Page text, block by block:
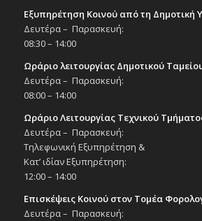
Εξυπηρέτηση Κοινού από τη Δημοτική
Δευτέρα – Παρασκευή:
08:30 – 14:00
Ωράριο λειτουργίας Δημοτικού
Δευτέρα – Παρασκευή:
08:00 – 14:00
Ωράριο Λειτουργίας Τεχνικού
Δευτέρα – Παρασκευή:
Τηλεφωνική Εξυπηρέτηση &
Κατ’ ιδίαν Εξυπηρέτηση:
12:00 – 14:00
Επισκέψεις Κοινού στον Τομέα
Δευτέρα – Παρασκευή: